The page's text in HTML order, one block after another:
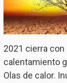
2021 cierra
calentamiento
Olas de calor.